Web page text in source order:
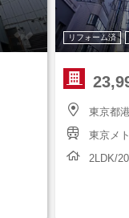
リフォーム済
東京都
東京メ
2LDK/